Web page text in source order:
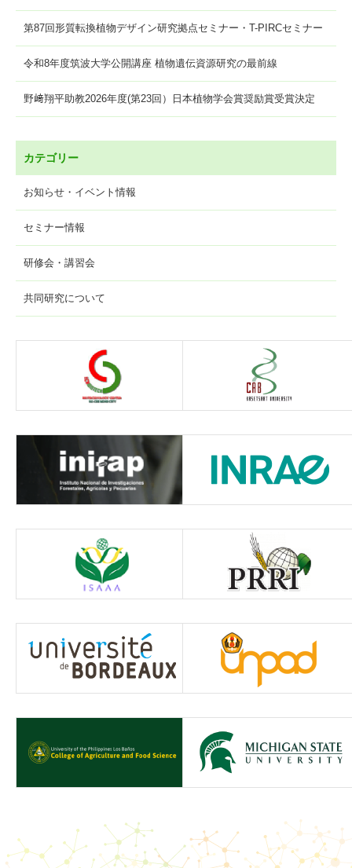
第87回形質転換植物デザイン研究拠点セミナー・T-PIRCセミナー
令和8年度筑波大学公開講座 植物遺伝資源研究の最前線
野﨑翔平助教2026年度(第23回）日本植物学会賞奨励賞受賞決定
カテゴリー
お知らせ・イベント情報
セミナー情報
研修会・講習会
共同研究について